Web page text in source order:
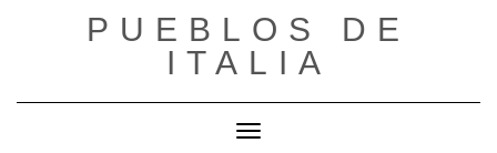
PUEBLOS DE
ITALIA
Cambiar modo de navegación